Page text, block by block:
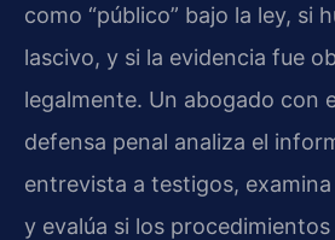
como “público” bajo la ley, si
lascivo, y si la evidencia fue
legalmente. Un abogado con
defensa penal analiza el
entrevista a testigos,
y evalúa si los